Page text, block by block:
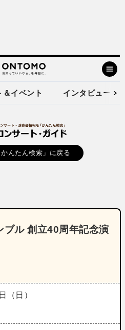
＆イベント インタビュー
んたん検索」に戻る
ブル 創立40周年記念演
（日）